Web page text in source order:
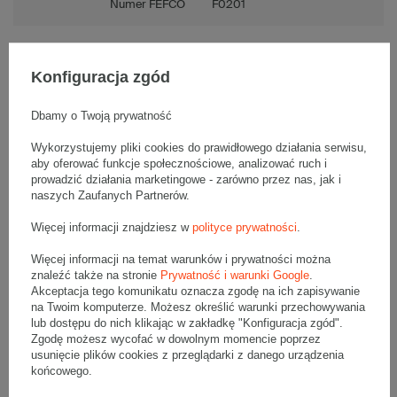
Numer FEFCO F0201
Komplet jednostronnie białych kartonów klapowych - 20 szt.
Wymiary zewnętrzne: 300x250x80mm (długość x szerokość x
wysokość)
Opakowanie wykonane jest z tektury falistej 3-warstwowej, fala B
• zewnętrzne:300x250x80 mm
294x244x68 mm
• pojemność:4 l
Materiał:
• tektura falista:3-warstwowa
• fala:B
Konfiguracja zgód
Dbamy o Twoją prywatność
Wykorzystujemy pliki cookies do prawidłowego działania serwisu,
aby oferować funkcje społecznościowe, analizować ruch i
prowadzić działania marketingowe - zarówno przez nas, jak i
naszych Zaufanych Partnerów.
Więcej informacji znajdziesz w polityce prywatności.
Więcej informacji na temat warunków i prywatności można
znaleźć także na stronie Prywatność i warunki Google.
Akceptacja tego komunikatu oznacza zgodę na ich zapisywanie
na Twoim komputerze. Możesz określić warunki przechowywania
lub dostępu do nich klikając w zakładkę "Konfiguracja zgód".
Zgodę możesz wycofać w dowolnym momencie poprzez
usunięcie plików cookies z przeglądarki z danego urządzenia
końcowego.